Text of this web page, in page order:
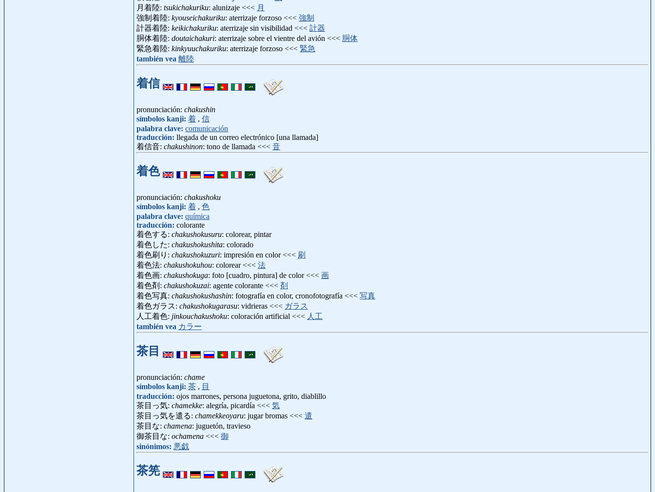
月着陸: tsukichakuriku: alunizaje <<< 月
強制着陸: kyouseichakuriku: aterrizaje forzoso <<< 強制
計器着陸: keikichakuriku: aterrizaje sin visibilidad <<< 計器
胴体着陸: doutaichakuri: aterrizaje sobre el vientre del avión <<< 胴体
緊急着陸: kinkyuuchakuriku: aterrizaje forzoso <<< 緊急
también vea 離陸
着信
pronunciación: chakushin
símbolos kanji: 着 , 信
palabra clave: comunicación
traducción: llegada de un correo electrónico [una llamada]
着信音: chakushinon: tono de llamada <<< 音
着色
pronunciación: chakushoku
símbolos kanji: 着 , 色
palabra clave: química
traducción: colorante
着色する: chakushokusuru: colorear, pintar
着色した: chakushokushita: colorado
着色刷り: chakushokuzuri: impresión en color <<< 刷
着色法: chakushokuhou: colorear <<< 法
着色画: chakushokuga: foto [cuadro, pintura] de color <<< 画
着色剤: chakushokuzai: agente colorante <<< 剤
着色写真: chakushokushashin: fotografía en color, cronofotografía <<< 写真
着色ガラス: chakushokugarasu: vidrieras <<< ガラス
人工着色: jinkouchakushoku: coloración artificial <<< 人工
también vea カラー
茶目
pronunciación: chame
símbolos kanji: 茶 , 目
traducción: ojos marrones, persona juguetona, grito, diablillo
茶目っ気: chamekke: alegría, picardía <<< 気
茶目っ気を遣る: chamekkeoyaru: jugar bromas <<< 遣
茶目な: chamena: juguetón, travieso
御茶目な: ochamena <<< 御
sinónimos: 悪戯
茶筅